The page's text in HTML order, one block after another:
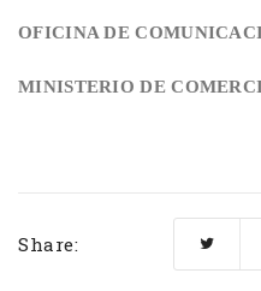
OFICINA DE
MINISTERIO DE
Share: